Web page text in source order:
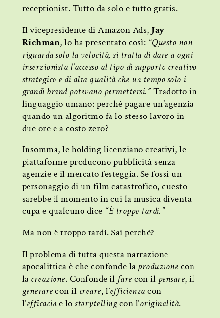
receptionist. Tutto da solo e tutto gratis.
Il vicepresidente di Amazon Ads, Jay
Richman, lo ha presentato così: “Questo non
riguarda solo la velocità, si tratta di dare a ogni
inserzionista l’accesso al tipo di supporto creativo
strategico e di alta qualità che un tempo solo i
grandi brand potevano permettersi.”Tradotto in
linguaggio umano: perché pagare un’agenzia
quando un algoritmo fa lo stesso lavoro in
due ore e a costo zero?
Insomma, le holding licenziano creativi, le
piattaforme producono pubblicità senza
agenzie e il mercato festeggia. Se fossi un
personaggio di un film catastrofico, questo
sarebbe il momento in cui la musica diventa
cupa e qualcuno dice “È troppo tardi.”
Ma non è troppo tardi. Sai perché?
Il problema di tutta questa narrazione
apocalittica è che confonde la produzione con
la creazione. Confonde il fare con il pensare, il
generare con il creare, l’efficienzacon
l’efficaciae lostorytellingcon l’originalità.